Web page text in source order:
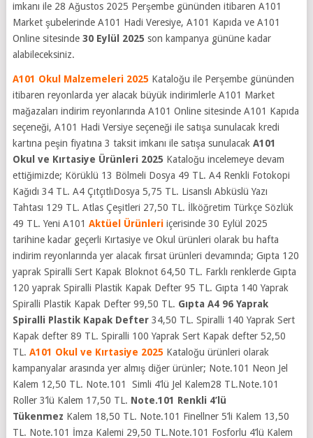
imkanı ile 28 Ağustos 2025 Perşembe gününden itibaren A101
Market şubelerinde A101 Hadi Veresiye, A101 Kapıda ve A101
Online sitesinde 30 Eylül 2025 son kampanya gününe kadar
alabileceksiniz.
A101 Okul Malzemeleri 2025 Kataloğu ile Perşembe gününden
itibaren reyonlarda yer alacak büyük indirimlerle A101 Market
mağazaları indirim reyonlarında A101 Online sitesinde A101 Kapıda
seçeneği, A101 Hadi Versiye seçeneği ile satışa sunulacak kredi
kartına peşin fiyatına 3 taksit imkanı ile satışa sunulacak A101
Okul ve Kırtasiye Ürünleri 2025 Kataloğu incelemeye devam
ettiğimizde; Körüklü 13 Bölmeli Dosya 49 TL. A4 Renkli Fotokopi
Kağıdı 34 TL. A4 ÇıtçıtlıDosya 5,75 TL. Lisanslı Abküslü Yazı
Tahtası 129 TL. Atlas Çeşitleri 27,50 TL. İlköğretim Türkçe Sözlük
49 TL. Yeni A101 Aktüel Ürünleriiçerisinde 30 Eylül 2025
tarihine kadar geçerli Kırtasiye ve Okul ürünleri olarak bu hafta
indirim reyonlarında yer alacak fırsat ürünleri devamında; Gıpta 120
yaprak Spiralli Sert Kapak Bloknot 64,50 TL. Farklı renklerde Gıpta
120 yaprak Spiralli Plastik Kapak Defter 95 TL. Gıpta 140 Yaprak
Spiralli Plastik Kapak Defter 99,50 TL. Gıpta A4 96 Yaprak
Spiralli Plastik Kapak Defter34,50 TL. Spiralli 140 Yaprak Sert
Kapak defter 89 TL. Spiralli 100 Yaprak Sert Kapak defter 52,50
TL. A101 Okul ve Kırtasiye 2025 Kataloğu ürünleri olarak
kampanyalar arasında yer almış diğer ürünler; Note.101 Neon Jel
Kalem 12,50 TL. Note.101 Simli 4’lü Jel Kalem28 TL.Note.101
Roller 3’lü Kalem 17,50 TL. Note.101 Renkli 4’lü
Tükenmez Kalem 18,50 TL. Note.101 Finellner 5’li Kalem 13,50
TL. Note.101 İmza Kalemi 29,50 TL.Note.101 Fosforlu 4’lü Kalem